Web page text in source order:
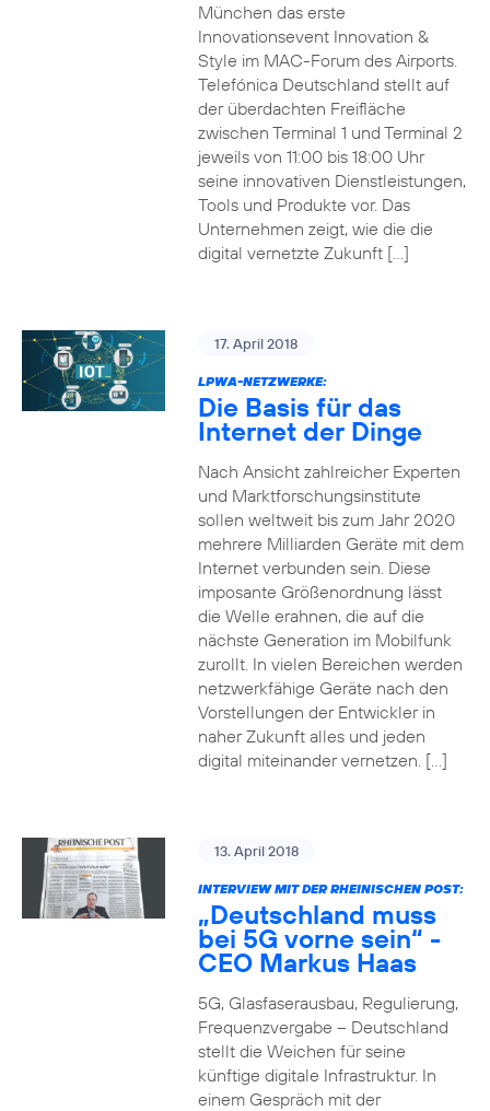
München das erste
Innovationsevent Innovation &
Style im MAC-Forum des Airports.
Telefónica Deutschland stellt auf
der überdachten Freifläche
zwischen Terminal 1 und Terminal 2
jeweils von 11:00 bis 18:00 Uhr
seine innovativen Dienstleistungen,
Tools und Produkte vor. Das
Unternehmen zeigt, wie die die
digital vernetzte Zukunft […]
17. April 2018
LPWA-NETZWERKE:
Die Basis für das
Internet der Dinge
Nach Ansicht zahlreicher Experten
und Marktforschungsinstitute
sollen weltweit bis zum Jahr 2020
mehrere Milliarden Geräte mit dem
Internet verbunden sein. Diese
imposante Größenordnung lässt
die Welle erahnen, die auf die
nächste Generation im Mobilfunk
zurollt. In vielen Bereichen werden
netzwerkfähige Geräte nach den
Vorstellungen der Entwickler in
naher Zukunft alles und jeden
digital miteinander vernetzen. […]
13. April 2018
INTERVIEW MIT DER RHEINISCHEN POST:
„Deutschland muss
bei 5G vorne sein“ -
CEO Markus Haas
5G, Glasfaserausbau, Regulierung,
Frequenzvergabe – Deutschland
stellt die Weichen für seine
künftige digitale Infrastruktur. In
einem Gespräch mit der